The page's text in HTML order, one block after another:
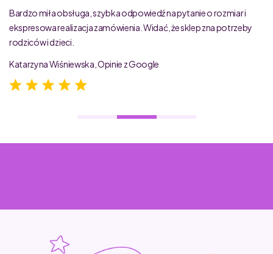
Bardzo miła obsługa, szybka odpowiedź na pytanie o rozmiar i
ekspresowa realizacja zamówienia. Widać, że sklep zna potrzeby
rodziców i dzieci.
Katarzyna Wiśniewska, Opinie z Google